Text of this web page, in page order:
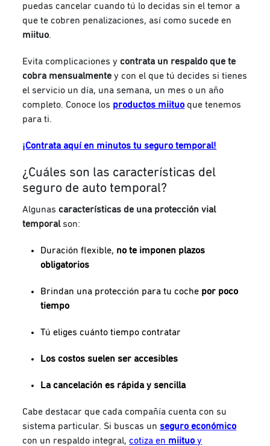
puedas cancelar cuando tú lo decidas sin el temor a
que te cobren penalizaciones, así como sucede en
miituo.
Evita complicaciones ycontrata un respaldo que te
cobra mensualmente y con el que tú decides si tienes
el servicio un día, una semana, un mes o un año
completo. Conoce los productos miituo que tenemos
para ti.
¡Contrata aquí en minutos tu seguro temporal!
¿Cuáles son las características del
seguro de auto temporal?
Algunascaracterísticas de una protección vial
temporalson:
Duración flexible, no te imponen plazos
obligatorios
Brindan una protección para tu coche por poco
tiempo
Tú eliges cuánto tiempo contratar
Los costos suelen ser accesibles
La cancelación es rápida y sencilla
Cabe destacar que cada compañía cuenta con su
sistema particular. Si buscas unseguro económico
con un respaldo integral,cotiza en miituo y